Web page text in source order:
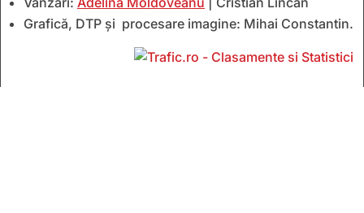
Grafică, DTP și procesare imagine: Mihai Constantin.